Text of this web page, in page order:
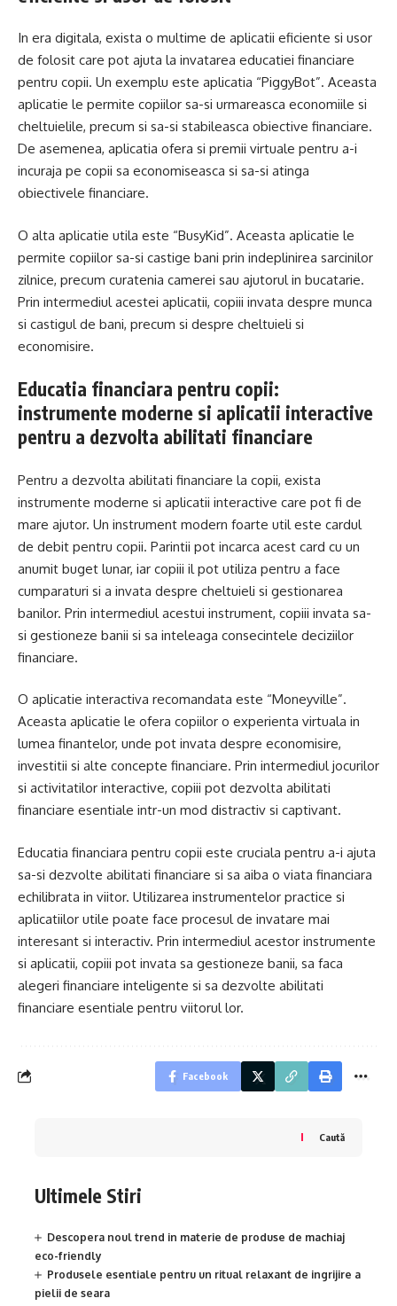
In era digitala, exista o multime de aplicatii eficiente si usor
de folosit care pot ajuta la invatarea educatiei financiare
pentru copii. Un exemplu este aplicatia “PiggyBot”. Aceasta
aplicatie le permite copiilor sa-si urmareasca economiile si
cheltuielile, precum si sa-si stabileasca obiective financiare.
De asemenea, aplicatia ofera si premii virtuale pentru a-i
incuraja pe copii sa economiseasca si sa-si atinga
obiectivele financiare.
O alta aplicatie utila este “BusyKid”. Aceasta aplicatie le
permite copiilor sa-si castige bani prin indeplinirea sarcinilor
zilnice, precum curatenia camerei sau ajutorul in bucatarie.
Prin intermediul acestei aplicatii, copiii invata despre munca
si castigul de bani, precum si despre cheltuieli si
economisire.
Educatia financiara pentru copii:
instrumente moderne si aplicatii interactive
pentru a dezvolta abilitati financiare
Pentru a dezvolta abilitati financiare la copii, exista
instrumente moderne si aplicatii interactive care pot fi de
mare ajutor. Un instrument modern foarte util este cardul
de debit pentru copii. Parintii pot incarca acest card cu un
anumit buget lunar, iar copiii il pot utiliza pentru a face
cumparaturi si a invata despre cheltuieli si gestionarea
banilor. Prin intermediul acestui instrument, copiii invata sa-
si gestioneze banii si sa inteleaga consecintele deciziilor
financiare.
O aplicatie interactiva recomandata este “Moneyville”.
Aceasta aplicatie le ofera copiilor o experienta virtuala in
lumea finantelor, unde pot invata despre economisire,
investitii si alte concepte financiare. Prin intermediul jocurilor
si activitatilor interactive, copiii pot dezvolta abilitati
financiare esentiale intr-un mod distractiv si captivant.
Educatia financiara pentru copii este cruciala pentru a-i ajuta
sa-si dezvolte abilitati financiare si sa aiba o viata financiara
echilibrata in viitor. Utilizarea instrumentelor practice si
aplicatiilor utile poate face procesul de invatare mai
interesant si interactiv. Prin intermediul acestor instrumente
si aplicatii, copiii pot invata sa gestioneze banii, sa faca
alegeri financiare inteligente si sa dezvolte abilitati
financiare esentiale pentru viitorul lor.
Facebook
Caută
Ultimele Stiri
Descopera noul trend in materie de produse de machiaj
eco-friendly
Produsele esentiale pentru un ritual relaxant de ingrijire a
pielii de seara